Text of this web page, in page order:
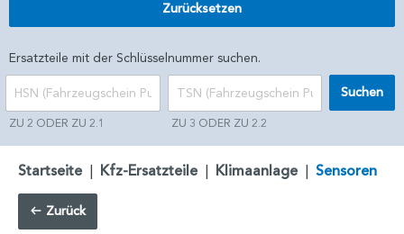
Zurücksetzen
Ersatzteile mit der Schlüsselnummer suchen.
ZU 2 ODER ZU 2.1 ZU 3 ODER ZU 2.2
Suchen
Startseite | Kfz-Ersatzteile | Klimaanlage | Sensoren
Zurück